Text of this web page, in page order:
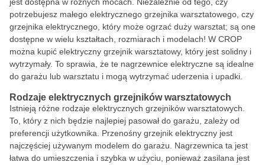
potrzebujesz małego elektrycznego grzejnika warsztatowego, czy
grzejnika elektrycznego, który może ogrzać duży warsztat; są one
dostępne w wielu kształtach, rozmiarach i modelach! W CROP
można kupić elektryczny grzejnik warsztatowy, który jest solidny i
wytrzymały. To sprawia, że te nagrzewnice elektryczne są idealne
do garażu lub warsztatu i mogą wytrzymać uderzenia i upadki.
Rodzaje elektrycznych grzejników warsztatowych
Istnieją różne rodzaje elektrycznych grzejników warsztatowych.
To, który z nich będzie najlepiej pasował do garażu, zależy od
preferencji użytkownika. Przenośny grzejnik elektryczny jest
najczęściej używanym modelem do garażu. Nagrzewnica ta jest
łatwa do umieszczenia i szybka w użyciu, ponieważ zasilana jest